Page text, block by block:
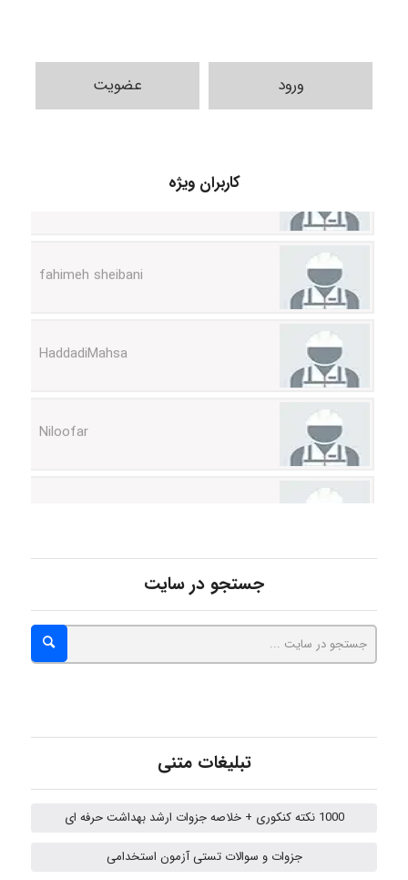
ورود عضویت
کاربران ویژه
abolfazlkoshehe
جستجو در سایت
تبلیغات متنی
1000 نکته کنکوری + خلاصه جزوات ارشد بهداشت حرفه ای
جزوات و سوالات تستی آزمون استخدامی